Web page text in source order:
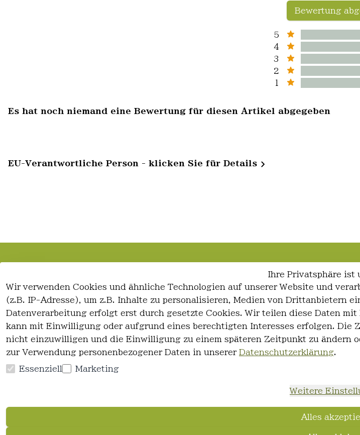
Bewertung
5
4
3
2
1
Es hat noch niemand eine Bewertung für diesen Artikel abgegeben
EU-Verantwortliche Person - klicken Sie für Details
Ihre Privatsphäre ist
Wir verwenden Cookies und ähnliche Technologien auf unserer Website und
(z.B. IP-Adresse), um z.B. Inhalte zu personalisieren, Medien von Drittanbietern
Datenverarbeitung erfolgt erst durch gesetzte Cookies. Wir teilen diese Daten
kann mit Einwilligung oder aufgrund eines berechtigten Interesses erfolgen. Die
nicht einzuwilligen und die Einwilligung zu einem späteren Zeitpunkt zu ändern
zur Verwendung personenbezogener Daten in unserer Datenschutzerklärung.
Essenziell Marketing
Weitere
Alles
AGB
Impressum
Datenschutzerklärung
Widerrufsrecht
Kontakt
Registrieren